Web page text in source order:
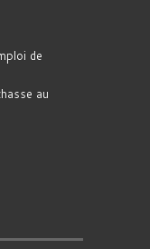
de
au